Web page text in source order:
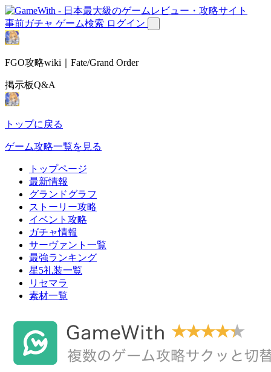
事前ガチャ ゲーム検索 ログイン
FGO攻略wiki｜Fate/Grand Order
掲示板Q&A
トップに戻る
ゲーム攻略一覧を見る
トップページ
最新情報
グランドグラフ
ストーリー攻略
イベント攻略
ガチャ情報
サーヴァント一覧
最強ランキング
星5礼装一覧
リセマラ
素材一覧